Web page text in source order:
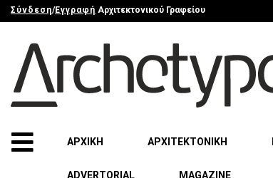
Σύνδεση/Εγγραφή Αρχιτεκτονικού Γραφείου
ΑΡΧΙΚΗ ΑΡΧΙΤΕΚΤΟΝΙΚΗ
ADVERTORIAL MAGAZINE